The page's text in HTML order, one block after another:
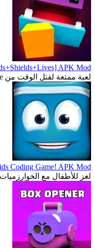
APK Mod
لعبة ممتعة لقتل الوقت من Noodlecake
Coding Game! APK Mod
لغز للأطفال مع الخوارزميات